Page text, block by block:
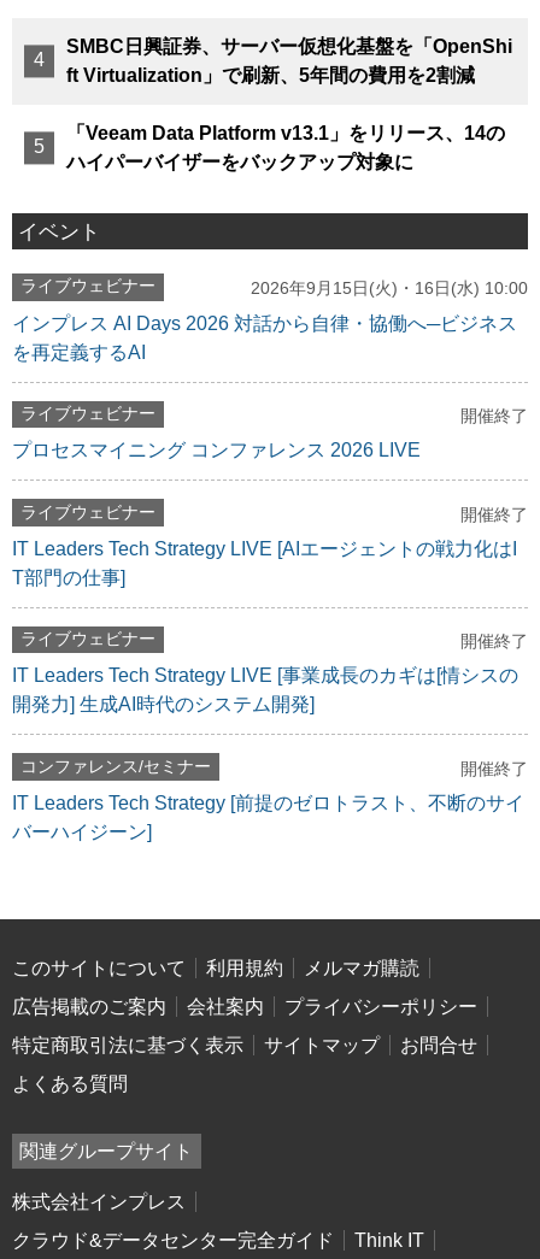
SMBC日興証券、サーバー仮想化基盤を「OpenShi
ft Virtualization」で刷新、5年間の費用を2割減
「Veeam Data Platform v13.1」をリリース、14の
ハイパーバイザーをバックアップ対象に
イベント
ライブウェビナー 2026年9月15日(火)・16日(水) 10:00
インプレス AI Days 2026 対話から自律・協働へ─ビジネス
を再定義するAI
ライブウェビナー 開催終了
プロセスマイニング コンファレンス 2026 LIVE
ライブウェビナー 開催終了
IT Leaders Tech Strategy LIVE [AIエージェントの戦力化はI
T部門の仕事]
ライブウェビナー 開催終了
IT Leaders Tech Strategy LIVE [事業成長のカギは[情シスの
開発力] 生成AI時代のシステム開発]
コンファレンス/セミナー 開催終了
IT Leaders Tech Strategy [前提のゼロトラスト、不断のサイ
バーハイジーン]
このサイトについて 利用規約
メルマガ購読
広告掲載のご案内
会社案内
プライバシーポリシー
特定商取引法に基づく表示
サイトマップ
お問合せ
よくある質問
関連グループサイト
株式会社インプレス
クラウド&データセンター完全ガイド
Think IT